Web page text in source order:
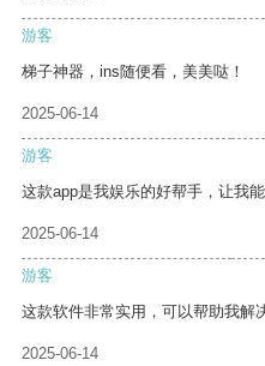
游客
梯子神器，ins随便看，美美哒！
2025-06-14
游客
这款app是我娱乐的好帮手，让我
2025-06-14
游客
这款软件非常实用，可以帮助我解
2025-06-14